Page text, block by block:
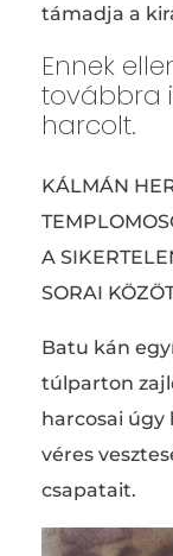
támadja a
Ennek
továbbra
harcolt.
KÁLMÁN
A
SORAI
Batu kán
túlparton
harcosai úgy
véres
csapatait.